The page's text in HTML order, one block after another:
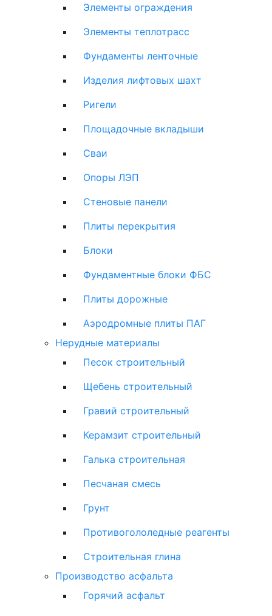
Элементы ограждения
Элементы теплотрасс
Фундаменты ленточные
Изделия лифтовых шахт
Ригели
Площадочные вкладыши
Сваи
Опоры ЛЭП
Стеновые панели
Плиты перекрытия
Блоки
Фундаментные блоки ФБС
Плиты дорожные
Аэродромные плиты ПАГ
Нерудные материалы
Песок строительный
Щебень строительный
Гравий строительный
Керамзит строительный
Галька строительная
Песчаная смесь
Грунт
Противогололедные реагенты
Строительная глина
Производство асфальта
Горячий асфальт